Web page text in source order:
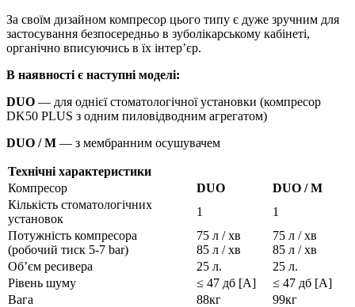
За своїм дизайном компресор цього типу є дуже зручним для
застосування безпосередньо в зуболікарському кабінеті,
органічно вписуючись в їх інтер’єр.
В наявності є наступні моделі:
DUO — для однієї стоматологічної установки (компресор
DK50 PLUS з одним пиловідводним агрегатом)
DUO / M — з мембранним осушувачем
Технічні характеристики
Компресор
DUO
DUO / M
Кількість стоматологічних
установок
1
1
Потужність компресора
(робочий тиск 5-7 bar)
75 л / хв
85 л / хв
75 л / хв
85 л / хв
Об’єм ресивера
25 л.
25 л.
Рівень шуму
≤ 47 дб [A]
≤ 47 дб [A]
Вага
88кг
99кг